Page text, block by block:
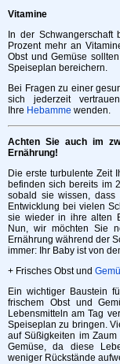
Vitamine
In der
Prozent mehr an
Obst und Gemüse
Speiseplan bereichern.
Bei Fragen zu einer
sich jederzeit
Ihre Hebamme wenden.
Achten Sie auch im
Ernährung!
Die erste turbulente Zeit
befinden sich bereits im
sobald sie wissen,
Entwicklung bei vielen
sie wieder in ihre alten
Nun, wir möchten Sie
Ernährung während der
immer: Ihr Baby ist von
+ Frisches Obst und
Ein wichtiger Baustein
frischem Obst und
Lebensmitteln am Tag
Speiseplan zu bringen.
auf Süßigkeiten im
Gemüse, da diese
weniger Rückstände